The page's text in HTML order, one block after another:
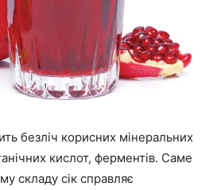
безліч корисних мінеральних
кислот, ферментів. Саме
складу сік справляє